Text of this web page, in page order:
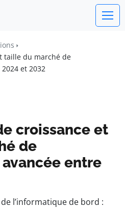
taille du marché de
et 2032
croissance et
de
entre
l’informatique de bord :